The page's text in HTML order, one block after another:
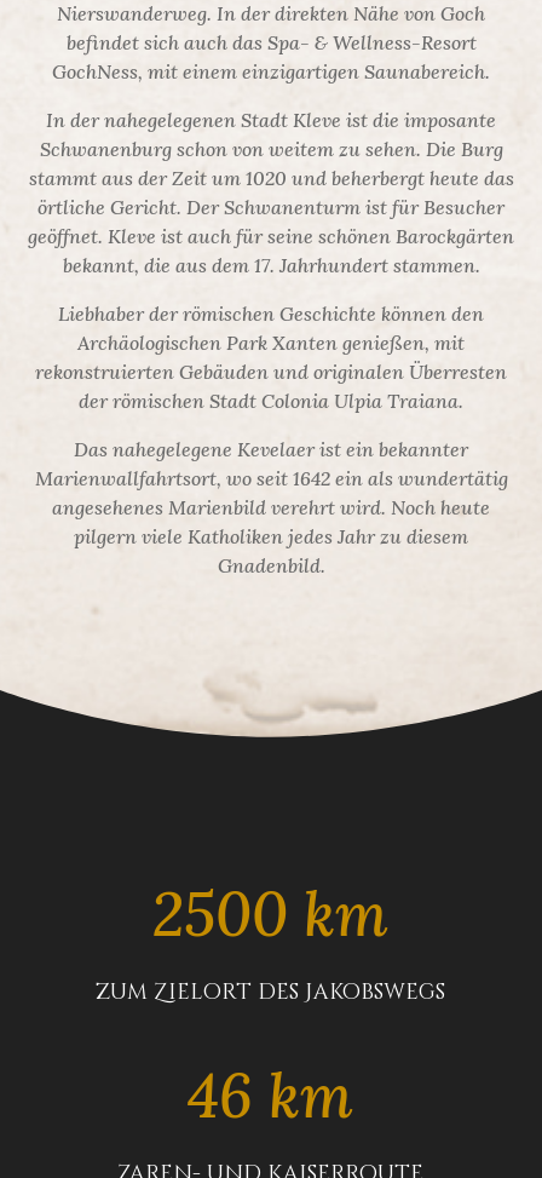
Nierswanderweg. In der direkten Nähe von Goch
befindet sich auch das Spa- & Wellness-Resort
GochNess, mit einem einzigartigen Saunabereich.
In der nahegelegenen Stadt Kleve ist die imposante
Schwanenburg schon von weitem zu sehen. Die Burg
stammt aus der Zeit um 1020 und beherbergt heute das
örtliche Gericht. Der Schwanenturm ist für Besucher
geöffnet. Kleve ist auch für seine schönen Barockgärten
bekannt, die aus dem 17. Jahrhundert stammen.
Liebhaber der römischen Geschichte können den
Archäologischen Park Xanten genießen, mit
rekonstruierten Gebäuden und originalen Überresten
der römischen Stadt Colonia Ulpia Traiana.
Das nahegelegene Kevelaer ist ein bekannter
Marienwallfahrtsort, wo seit 1642 ein als wundertätig
angesehenes Marienbild verehrt wird. Noch heute
pilgern viele Katholiken jedes Jahr zu diesem
Gnadenbild.
2500 km
zum Zielort des Jakobswegs
46 km